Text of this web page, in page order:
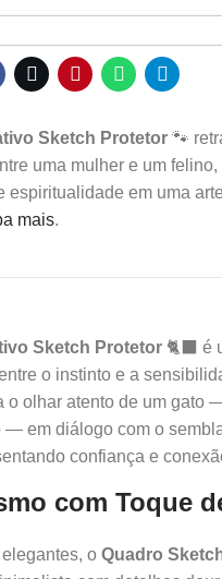
Sketch Protetor 🐾
uma mulher e um
espiritualidade em uma
mais.
Sketch Protetor 🐈‍⬛ é
o instinto e a
o olhar atento de um gato
— em diálogo com o
confiança e
com Toque
o Quadro